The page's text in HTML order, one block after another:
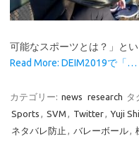
可能なスポーツとは？」と
Read More: DEIM2019で「…
カテゴリー: news research タ
Sports , SVM , Twitter, Yuji
ネタバレ防止 , バレーボール,